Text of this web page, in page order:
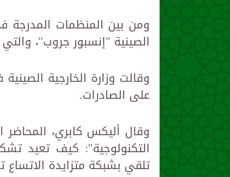
الصينية "إنسبور جروب"، والتي
وقالت وزارة الخارجية
على الصادرات.
وقال أليكس كابري،
التكنولوجية": كيف تعيد
تلقي بشبكة متزايدة الاتساع